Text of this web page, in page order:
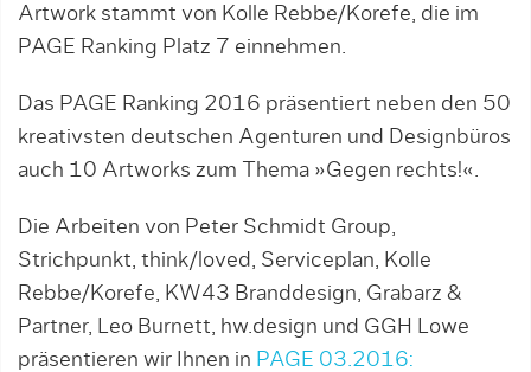
Artwork stammt von Kolle Rebbe/Korefe, die im
PAGE Ranking Platz 7 einnehmen.
Das PAGE Ranking 2016 präsentiert neben den 50
kreativsten deutschen Agenturen und Designbüros
auch 10 Artworks zum Thema »Gegen rechts!«.
Die Arbeiten von Peter Schmidt Group,
Strichpunkt, think/loved, Serviceplan, Kolle
Rebbe/Korefe, KW43 Branddesign, Grabarz &
Partner, Leo Burnett, hw.design und GGH Lowe
präsentieren wir Ihnen in PAGE 03.2016: